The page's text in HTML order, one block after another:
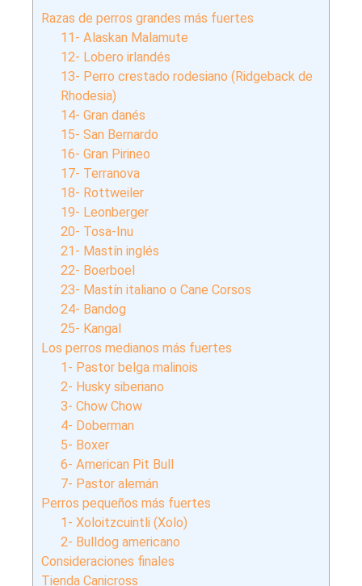
Razas de perros grandes más fuertes
11- Alaskan Malamute
12- Lobero irlandés
13- Perro crestado rodesiano (Ridgeback de
Rhodesia)
14- Gran danés
15- San Bernardo
16- Gran Pirineo
17- Terranova
18- Rottweiler
19- Leonberger
20- Tosa-Inu
21- Mastín inglés
22- Boerboel
23- Mastín italiano o Cane Corsos
24- Bandog
25- Kangal
Los perros medianos más fuertes
1- Pastor belga malinois
2- Husky siberiano
3- Chow Chow
4- Doberman
5- Boxer
6- American Pit Bull
7- Pastor alemán
Perros pequeños más fuertes
1- Xoloitzcuintli (Xolo)
2- Bulldog americano
Consideraciones finales
Tienda Canicross